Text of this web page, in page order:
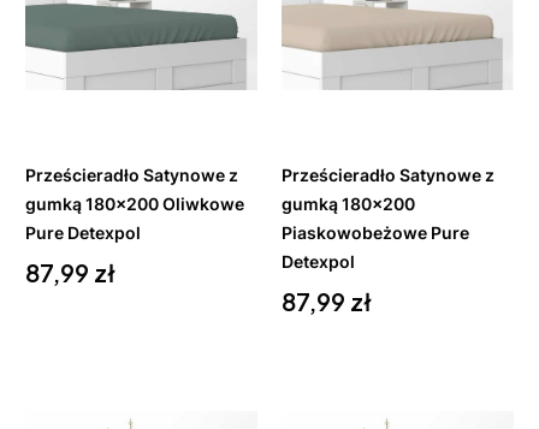
Do
Prześcieradło Satynowe z
gumką 180x200 Oliwkowe
Pure Detexpol
Cena
87,99 zł
Do
Prześcieradło Satynowe z
gumką 180x200
Piaskowobeżowe Pure
Detexpol
Cena
87,99 zł